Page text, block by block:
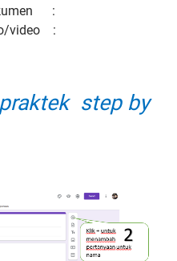
:
video :
step by